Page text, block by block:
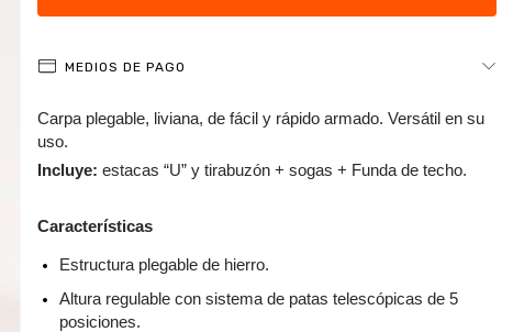
MEDIOS DE PAGO
Carpa plegable, liviana, de fácil y rápido armado. Versátil en su
uso.
Incluye: estacas “U” y tirabuzón + sogas + Funda de techo.
Características
Estructura plegable de hierro.
Altura regulable con sistema de patas telescópicas de 5
posiciones.